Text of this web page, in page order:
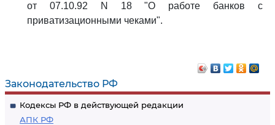
Законодательство РФ
Кодексы РФ в действующей редакции
АПК РФ
от 07.10.92 N 18 "О работе банков с
приватизационными чеками".